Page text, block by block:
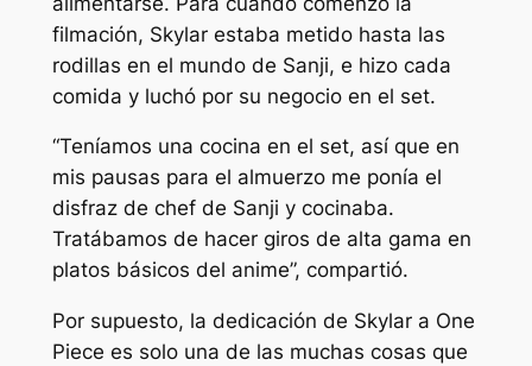
filmación, Skylar estaba metido hasta las
rodillas en el mundo de Sanji, e hizo cada
comida y luchó por su negocio en el set.
“Teníamos una cocina en el set, así que en
mis pausas para el almuerzo me ponía el
disfraz de chef de Sanji y cocinaba.
Tratábamos de hacer giros de alta gama en
platos básicos del anime”, compartió.
Por supuesto, la dedicación de Skylar a One
Piece es solo una de las muchas cosas que